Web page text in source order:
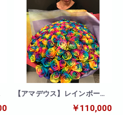
【アマデウス】レインボーロ
￥110,000